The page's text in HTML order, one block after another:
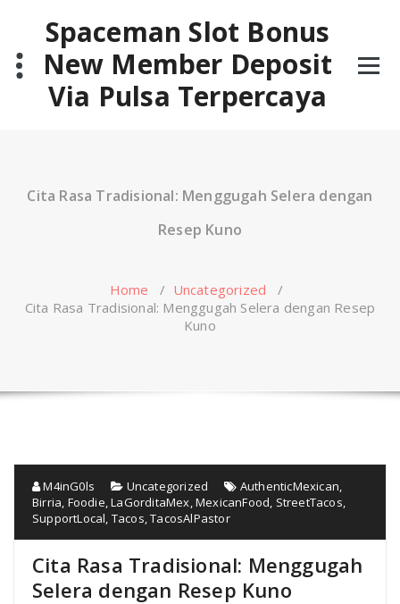
contentSpaceman Slot Bonus
New Member Deposit
Via Pulsa Terpercaya
Cita Rasa Tradisional: Menggugah Selera dengan
Resep Kuno
Home / Uncategorized /
Cita Rasa Tradisional: Menggugah Selera dengan Resep
Kuno
M4inG0ls Uncategorized AuthenticMexican
Birria Foodie ,LaGorditaMex ,MexicanFood StreetTacos
SupportLocal Tacos ,TacosAlPastor
Cita Rasa Tradisional: Menggugah
Selera dengan Resep Kuno